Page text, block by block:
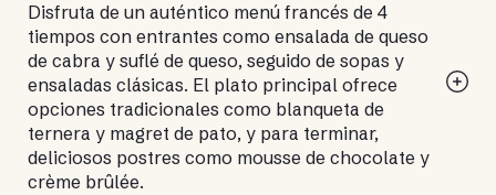
Disfruta de un auténtico menú francés de 4
tiempos con entrantes como ensalada de queso
de cabra y suflé de queso, seguido de sopas y
ensaladas clásicas. El plato principal ofrece
opciones tradicionales como blanqueta de
ternera y magret de pato, y para terminar,
deliciosos postres como mousse de chocolate y
crème brûlée.